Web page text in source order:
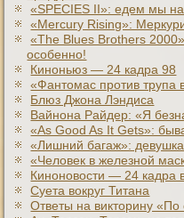
«SPECIES II»: едем мы
«Mercury Rising»:
«The Blues Brothers
особенно!
Киноньюз — 24 кадра 98
«Фантомас против трупа
Блюз Джона Лэндиса
Вайнона Райдер: «Я
«As Good As It Gets»:
«Лишний багаж»:
«Человек в железной
Киноновости — 24 кадра
Суета вокруг Титана
Ответы на викторину «По